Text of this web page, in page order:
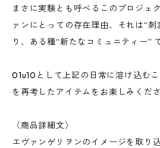
まさに実験とも呼べるこのプロジェ
ァンにとっての存在理由、それは“刺
り、ある種“新たなコミュニティー”
01u10として上記の日常に溶け込む
を再考したアイテムをお楽しみくださ
〈商品詳細文〉
エヴァンゲリヲンのイメージを取り